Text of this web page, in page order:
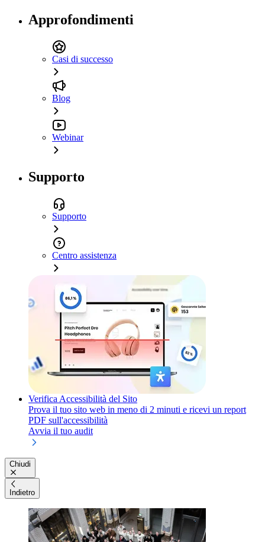
Approfondimenti
Casi di successo
Blog
Webinar
Supporto
Supporto
Centro assistenza
Verifica Accessibilità del Sito
Prova il tuo sito web in meno di 2 minuti e ricevi un report
PDF sull'accessibilità
Avvia il tuo audit
Chiudi
Indietro